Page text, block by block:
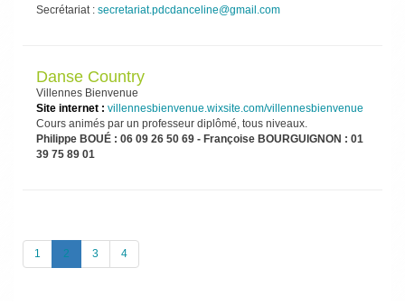
Secrétariat : secretariat.pdcdanceline@gmail.com
Danse Country
Villennes Bienvenue
Site internet : villennesbienvenue.wixsite.com/villennesbienvenue
Cours animés par un professeur diplômé, tous niveaux.
Philippe BOUÉ : 06 09 26 50 69 - Françoise BOURGUIGNON : 01
39 75 89 01
1 2 (current)
3 4